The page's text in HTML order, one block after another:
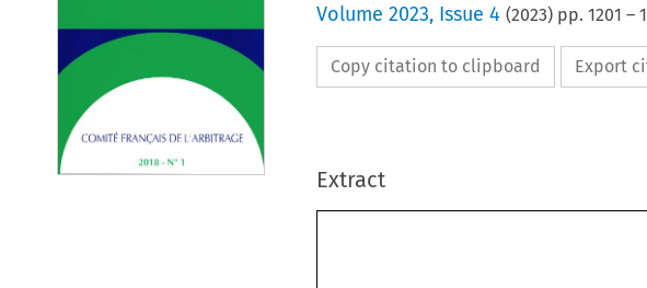
Volume 2023, Issue 4 (2023) pp. 1201 –
Copy citation to clipboard Export
Extract